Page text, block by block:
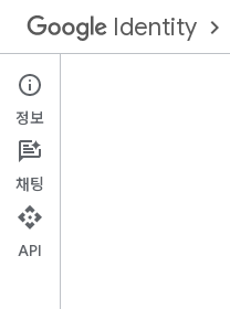
Identity
개요
웹 앱에 Google 계정으로 로그인
정보
채팅
API